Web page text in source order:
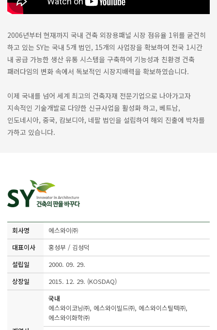
2006년부터 현재까지 국내 건축 외장용패널 시장 점유율 1위를 굳건히
하고 있는 SY는 국내 5개 법인, 15개의 사업장을 확보하여 전국 1시간
내 공급 가능한 생산 유통 시스템을 구축하여 기능성과 친환경 건축
패러다임의 변화 속에서 독보적인 시장지배력을 확보하였습니다.
이제 국내를 넘어 세계 최고의 건축자재 전문기업으로 나아가고자
지속적인 기술개발로 다양한 신규사업을 활성화 하고, 베트남,
인도네시아, 중국, 캄보디아, 네팔 법인을 설립하여 해외 진출에 박차를
가하고 있습니다.
회사명
에스와이㈜
대표이사
홍성부 / 김성덕
설립일
2000. 09. 29.
상장일
2015. 12. 29. (KOSDAQ)
국내
에스와이코닝㈜, 에스와이빌드㈜, 에스와이스틸텍㈜,
에스와이화학㈜